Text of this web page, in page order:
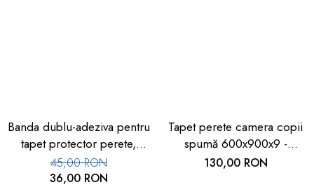
Banda dublu-adeziva pentru
tapet protector perete,
90cm, transparenta
45,00 RON
36,00 RON
Tapet perete camera copii
spumă 600x900x9 -
Siguranță copii
130,00 RON